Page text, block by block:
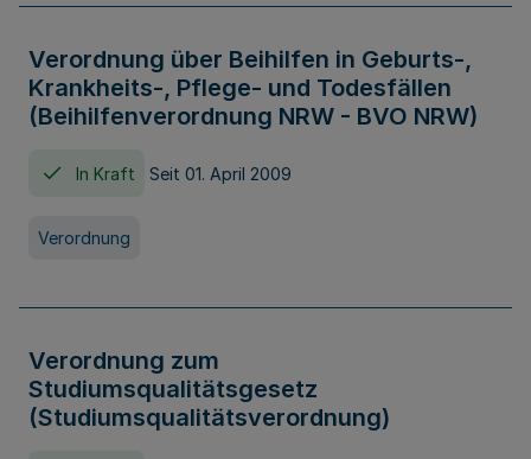
Verordnung über Beihilfen in Geburts-,
Krankheits-, Pflege- und Todesfällen
(Beihilfenverordnung NRW - BVO NRW)
In Kraft Seit 01. April 2009
Verordnung
Verordnung zum
Studiumsqualitätsgesetz
(Studiumsqualitätsverordnung)